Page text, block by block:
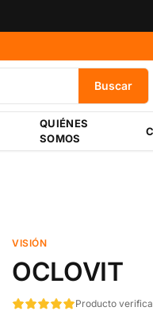
Buscar
QUIÉNES
SOMOS
VISIÓN
OCLOVIT
Producto